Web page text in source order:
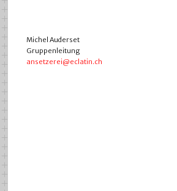
Michel Auderset
Gruppenleitung
ansetzerei@eclatin.ch